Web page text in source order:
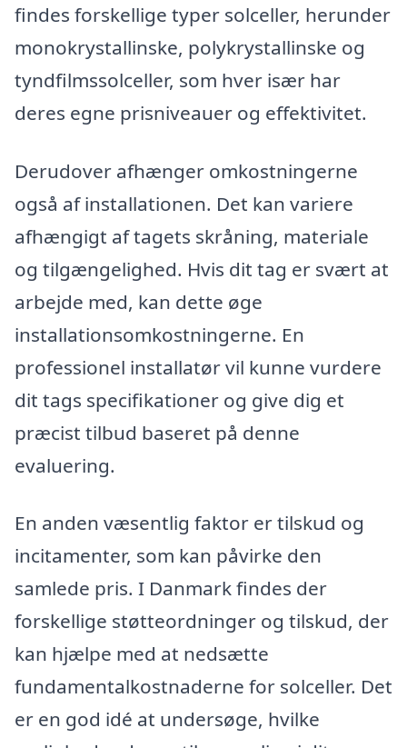
findes forskellige typer solceller, herunder
monokrystallinske, polykrystallinske og
tyndfilmssolceller, som hver især har
deres egne prisniveauer og effektivitet.
Derudover afhænger omkostningerne
også af installationen. Det kan variere
afhængigt af tagets skråning, materiale
og tilgængelighed. Hvis dit tag er svært at
arbejde med, kan dette øge
installationsomkostningerne. En
professionel installatør vil kunne vurdere
dit tags specifikationer og give dig et
præcist tilbud baseret på denne
evaluering.
En anden væsentlig faktor er tilskud og
incitamenter, som kan påvirke den
samlede pris. I Danmark findes der
forskellige støtteordninger og tilskud, der
kan hjælpe med at nedsætte
fundamentalkostnaderne for solceller. Det
er en god idé at undersøge, hvilke